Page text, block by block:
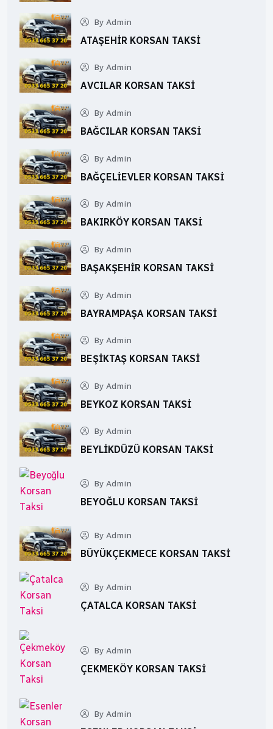
By Admin
ATAŞEHIR KORSAN TAKSI
By Admin
AVCILAR KORSAN TAKSI
By Admin
BAĞCILAR KORSAN TAKSI
By Admin
BAĞÇELIEVLER KORSAN TAKSI
By Admin
BAKIRKÖY KORSAN TAKSI
By Admin
BAŞAKŞEHIR KORSAN TAKSI
By Admin
BAYRAMPAŞA KORSAN TAKSI
By Admin
BEŞIKTAŞ KORSAN TAKSI
By Admin
BEYKOZ KORSAN TAKSI
By Admin
BEYLIKDÜZÜ KORSAN TAKSI
By Admin
BEYOĞLU KORSAN TAKSI
By Admin
BÜYÜKÇEKMECE KORSAN TAKSI
By Admin
ÇATALCA KORSAN TAKSI
By Admin
ÇEKMEKÖY KORSAN TAKSI
By Admin